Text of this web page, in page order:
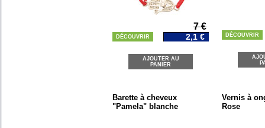
7 €
DÉCOUVRIR 2,1 €
AJOUTER AU
PANIER
DÉCOUVRIR
Barette à cheveux
"Pamela" blanche
Vernis à
Rose